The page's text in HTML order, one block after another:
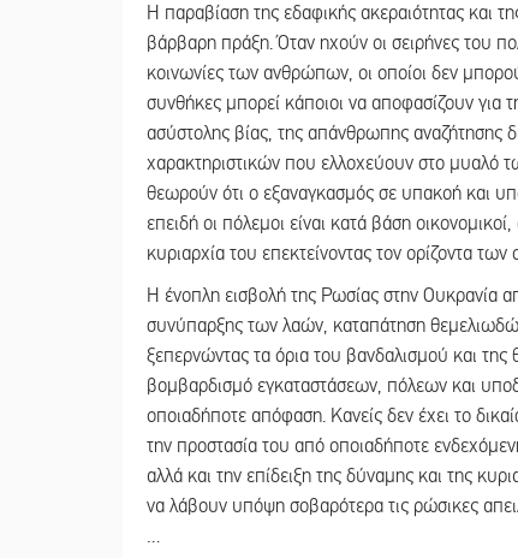
Η παραβίαση της εδαφικής ακεραιότητας και
βάρβαρη πράξη. Όταν ηχούν οι σειρήνες του
κοινωνίες των ανθρώπων, οι οποίοι δεν
συνθήκες μπορεί κάποιοι να αποφασίζουν
ασύστολης βίας, της απάνθρωπης αναζήτησης
χαρακτηριστικών που ελλοχεύουν στο μυαλό
θεωρούν ότι ο εξαναγκασμός σε υπακοή και
επειδή οι πόλεμοι είναι κατά βάση
κυριαρχία του επεκτείνοντας τον ορίζοντα
Η ένοπλη εισβολή της Ρωσίας στην Ουκρανία
συνύπαρξης των λαών, καταπάτηση
ξεπερνώντας τα όρια του βανδαλισμού και της
βομβαρδισμό εγκαταστάσεων, πόλεων και
οποιαδήποτε απόφαση. Κανείς δεν έχει το
την προστασία του από οποιαδήποτε
αλλά και την επίδειξη της δύναμης και της
να λάβουν υπόψη σοβαρότερα τις ρώσικες
…